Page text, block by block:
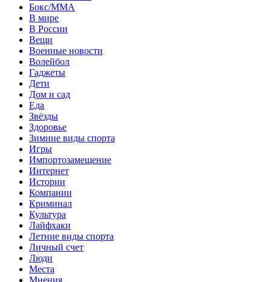
Бокс/MMA
В мире
В России
Вещи
Военные новости
Волейбол
Гаджеты
Дети
Дом и сад
Еда
Звёзды
Здоровье
Зимние виды спорта
Игры
Импортозамещение
Интернет
Истории
Компании
Криминал
Культура
Лайфхаки
Летние виды спорта
Личный счет
Люди
Места
Мнения